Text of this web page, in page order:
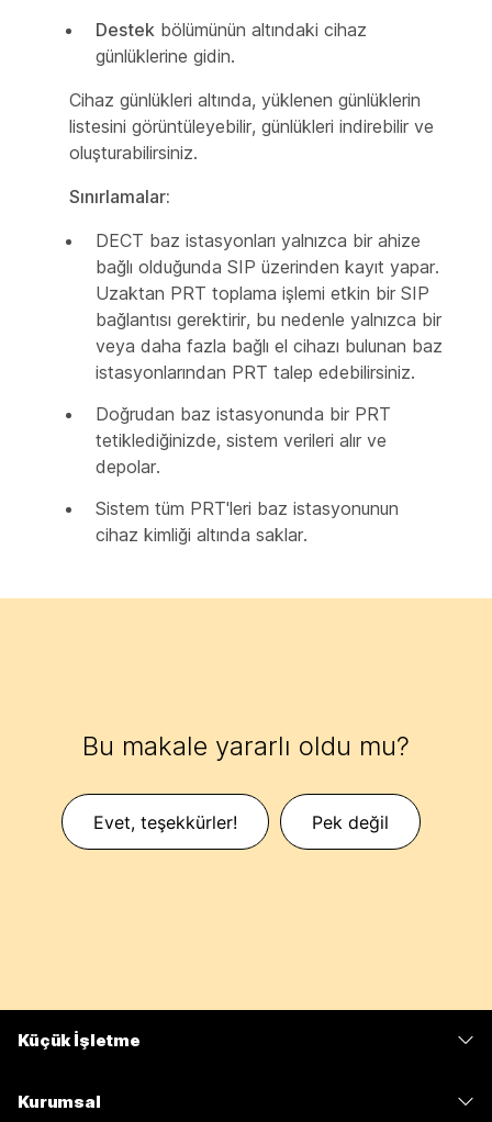
Destek bölümünün altındaki cihaz
günlüklerine gidin.
Cihaz günlükleri altında, yüklenen günlüklerin
listesini görüntüleyebilir, günlükleri indirebilir ve
oluşturabilirsiniz.
Sınırlamalar:
DECT baz istasyonları yalnızca bir ahize
bağlı olduğunda SIP üzerinden kayıt yapar.
Uzaktan PRT toplama işlemi etkin bir SIP
bağlantısı gerektirir, bu nedenle yalnızca bir
veya daha fazla bağlı el cihazı bulunan baz
istasyonlarından PRT talep edebilirsiniz.
Doğrudan baz istasyonunda bir PRT
tetiklediğinizde, sistem verileri alır ve
depolar.
Sistem tüm PRT'leri baz istasyonunun
cihaz kimliği altında saklar.
Bu makale yararlı oldu mu?
Evet, teşekkürler! Pek değil
Küçük İşletme
Kurumsal